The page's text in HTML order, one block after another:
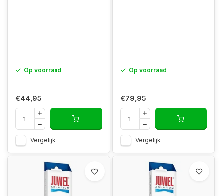
Op voorraad
€44,95
Vergelijk
Op voorraad
€79,95
Vergelijk